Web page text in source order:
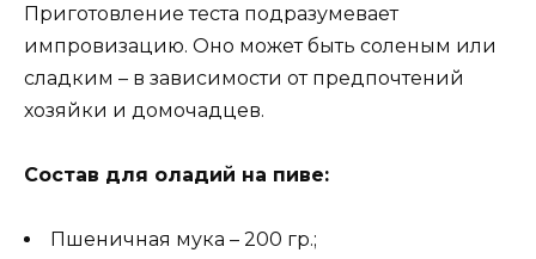
Приготовление теста подразумевает
импровизацию. Оно может быть соленым или
сладким – в зависимости от предпочтений
хозяйки и домочадцев.
Состав для оладий на пиве:
Пшеничная мука – 200 гр.;